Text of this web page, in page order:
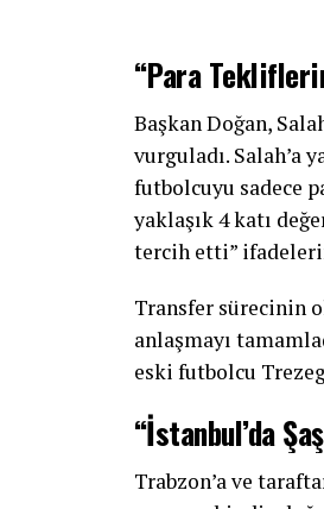
“Para
Başkan Doğan,
vurguladı. Salah’a
futbolcuyu sadece
yaklaşık 4 katı
tercih etti”
Transfer sürecinin
anlaşmayı
eski futbolcu
“İstanbul’da
Trabzon’a ve